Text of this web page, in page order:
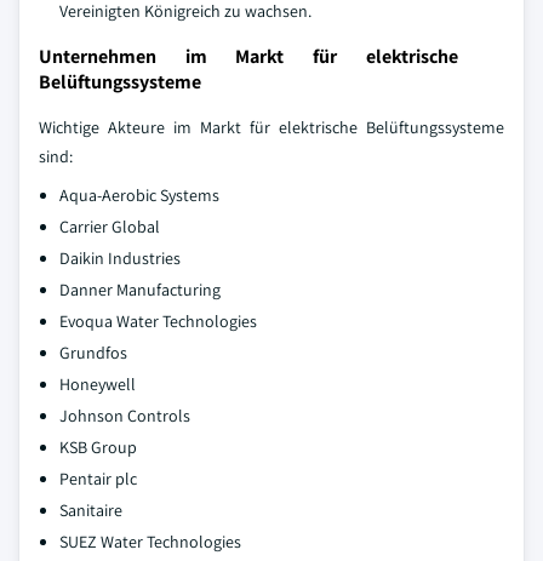
Vereinigten Königreich zu wachsen.
Unternehmen im Markt für elektrische
Belüftungssysteme
Wichtige Akteure im Markt für elektrische Belüftungssysteme
sind:
Aqua-Aerobic Systems
Carrier Global
Daikin Industries
Danner Manufacturing
Evoqua Water Technologies
Grundfos
Honeywell
Johnson Controls
KSB Group
Pentair plc
Sanitaire
SUEZ Water Technologies